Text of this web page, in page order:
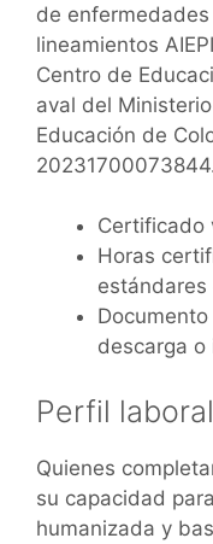
de
lineamientos
Centro de
aval del
Educación de
Certificado
Horas
estándares
descarga o
Perfil
Quienes
su capacidad
humanizada y